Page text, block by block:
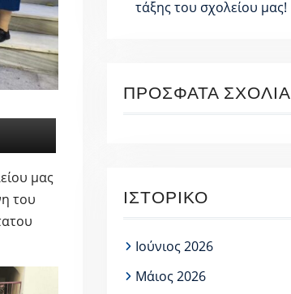
μας
του
τάξης του σχολείου μας!
ΠΡΌΣΦΑΤΑ ΣΧΌΛΙΑ
ΙΣΤΟΡΙΚΌ
Ιούνιος 2026
Μάιος 2026